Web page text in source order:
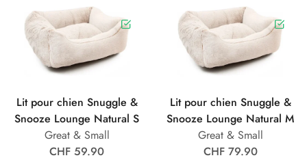
Lit pour chien Snuggle &
Snooze Lounge Natural S
Great & Small
CHF 59.90
Lit pour chien Snuggle &
Snooze Lounge Natural M
Great & Small
CHF 79.90